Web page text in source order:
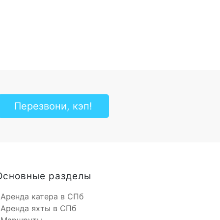
Перезвони, кэп!
разделы
Аренда катера в СПб
Аренда яхты в СПб